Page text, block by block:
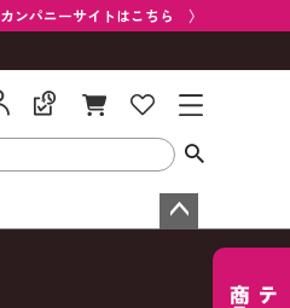
カンパニーサイトはこちら 〉